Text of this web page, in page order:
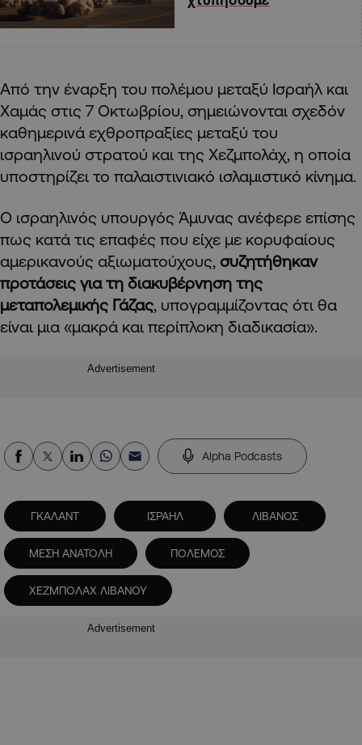
Από την έναρξη του πολέμου μεταξύ Ισραήλ και
Χαμάς στις 7 Οκτωβρίου, σημειώνονται σχεδόν
καθημερινά εχθροπραξίες μεταξύ του
ισραηλινού στρατού και της Χεζμπολάχ, η οποία
υποστηρίζει το παλαιστινιακό ισλαμιστικό κίνημα.
Ο ισραηλινός υπουργός Άμυνας ανέφερε επίσης
πως κατά τις επαφές που είχε με κορυφαίους
αμερικανούς αξιωματούχους, συζητήθηκαν
προτάσεις για τη διακυβέρνηση της
μεταπολεμικής Γάζας, υπογραμμίζοντας ότι θα
είναι μια «μακρά και περίπλοκη διαδικασία».
Advertisement
Alpha Podcasts
ΓΚΑΛΑΝΤ ΙΣΡΑΗΛ ΛΙΒΑΝΟΣ
ΜΕΣΗ ΑΝΑΤΟΛΗ ΠΟΛΕΜΟΣ
ΧΕΖΜΠΟΛΑΧ ΛΙΒΑΝΟΥ
Advertisement